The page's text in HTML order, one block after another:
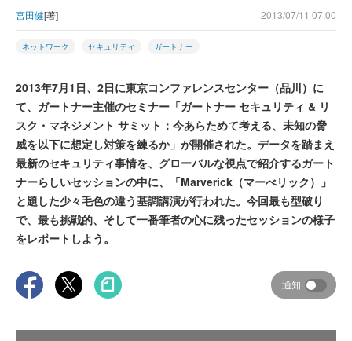
宮田健[著] 2013/07/11 07:00
ネットワーク セキュリティ ガートナー
2013年7月1日、2日に東京コンファレンスセンター（品川）に
て、ガートナー主催のセミナー「ガートナー セキュリティ & リ
スク・マネジメント サミット：今あらためて考える、未知の脅
威を以下に想定し対策を練るか」が開催された。データを踏まえ
最新のセキュリティ事情を、グローバルな視点で紹介するガート
ナーらしいセッションの中に、「Marverick（マーべリック）」
と題した少々毛色の違う基調講演が行われた。今回最も型破り
で、最も挑戦的、そして一番筆者の心に残ったセッションの様子
をレポートしよう。
通知